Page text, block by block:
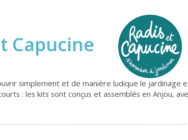
Capucine
simplement et de manière ludique le jardinage
: les kits sont conçus et assemblés en Anjou,